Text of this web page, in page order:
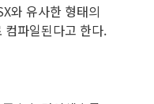
와 유사한 형태의
컴파일된다고 한다.